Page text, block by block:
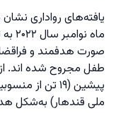
ملی قندهار) به‌شکل